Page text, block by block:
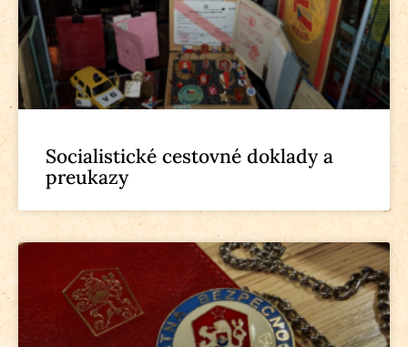
Socialistické cestovné doklady a
preukazy